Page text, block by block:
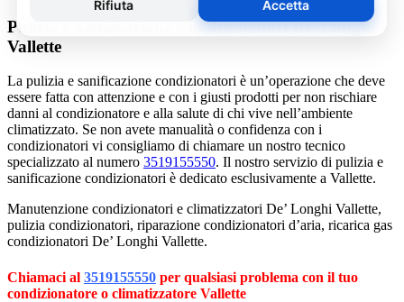
Pulizia e Sanificazione Condizionatori De’ Longhi
Vallette
La pulizia e sanificazione condizionatori è un’operazione che deve
essere fatta con attenzione e con i giusti prodotti per non rischiare
danni al condizionatore e alla salute di chi vive nell’ambiente
climatizzato. Se non avete manualità o confidenza con i
condizionatori vi consigliamo di chiamare un nostro tecnico
specializzato al numero 3519155550. Il nostro servizio di pulizia e
sanificazione condizionatori è dedicato esclusivamente a Vallette.
Manutenzione condizionatori e climatizzatori De’ Longhi Vallette,
pulizia condizionatori, riparazione condizionatori d’aria, ricarica gas
condizionatori De’ Longhi Vallette.
Chiamaci al 3519155550 per qualsiasi problema con il tuo
condizionatore o climatizzatore Vallette